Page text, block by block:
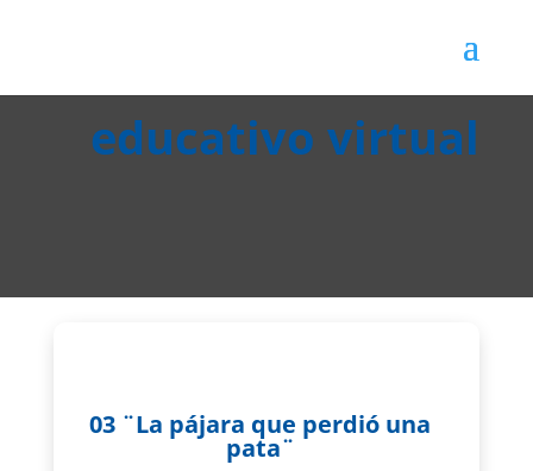
03 ¨La pájara que perdió una
pata¨